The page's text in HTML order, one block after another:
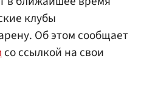
клубы
Об этом сообщает
со ссылкой на свои